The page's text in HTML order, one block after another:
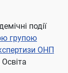
події
групою
ОНП